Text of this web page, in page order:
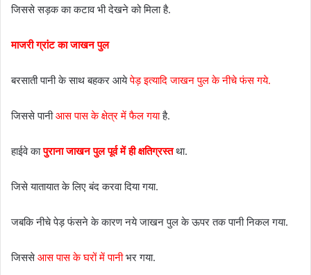
जिससे सड़क का कटाव भी देखने को मिला है.
माजरी ग्रांट का जाखन पुल
बरसाती पानी के साथ बहकर आयेपेड़ इत्यादि जाखन पुल के नीचे फंस गये.
जिससे पानीआस पास के क्षेत्र में फैल गयाहै.
हाईवे कापुराना जाखन पुल पूर्व में ही क्षतिग्रस्तथा.
जिसे यातायात के लिए बंद करवा दिया गया.
जबकि नीचे पेड़ फंसने के कारण नये जाखन पुल के ऊपर तक पानी निकल गया.
जिससेआस पास के घरों में पानीभर गया.